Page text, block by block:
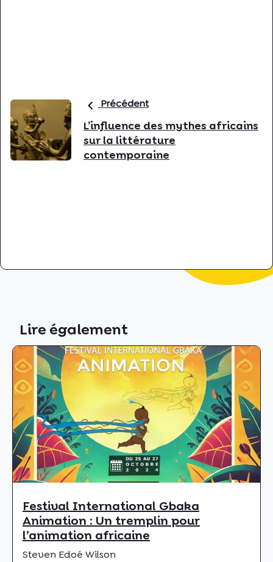
Précédent
L’influence des mythes africains
sur la littérature
contemporaine
Lire également
Festival International Gbaka
Animation : Un tremplin pour
l’animation africaine
Steven Edoé Wilson